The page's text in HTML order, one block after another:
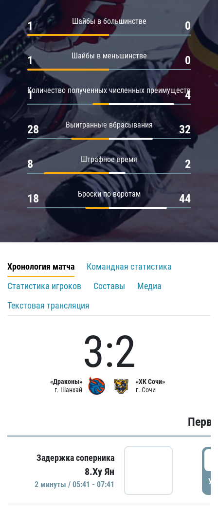
Шайбы в большинстве
1 0
Шайбы в меньшинстве
1 0
Количество полученных численных преимуществ
1 4
Выигранные вбрасывания
28 32
Штрафное время
8 2
Броски по воротам
18 44
Хронология матча
Командная статистика
Статистика игроков
Составы
Медиа
Текстовая трансляция
«Драконы»
г. Шанхай
3:2
«ХК Сочи»
г. Сочи
Задержка соперника
8.Ху Ян
2 минуты / 05:41 - 07:41